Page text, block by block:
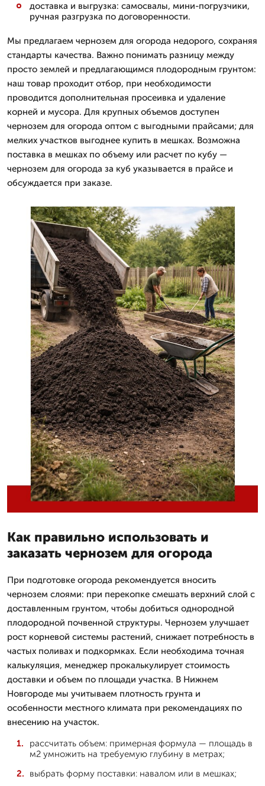
доставка и выгрузка: самосвалы, мини-погрузчики,
ручная разгрузка по договоренности.
Мы предлагаем чернозем для огорода недорого, сохраняя
стандарты качества. Важно понимать разницу между
просто землей и предлагающимся плодородным грунтом:
наш товар проходит отбор, при необходимости
проводится дополнительная просеивка и удаление
корней и мусора. Для крупных объемов доступен
чернозем для огорода оптом с выгодными прайсами; для
мелких участков выгоднее купить в мешках. Возможна
поставка в мешках по объему или расчет по кубу —
чернозем для огорода за куб указывается в прайсе и
обсуждается при заказе.
Как правильно использовать и
заказать чернозем для огорода
При подготовке огорода рекомендуется вносить
чернозем слоями: при перекопке смешать верхний слой с
доставленным грунтом, чтобы добиться однородной
плодородной почвенной структуры. Чернозем улучшает
рост корневой системы растений, снижает потребность в
частых поливах и подкормках. Если необходима точная
калькуляция, менеджер прокалькулирует стоимость
доставки и объем по площади участка. В Нижнем
Новгороде мы учитываем плотность грунта и
особенности местного климата при рекомендациях по
внесению на участок.
рассчитать объем: примерная формула — площадь в
м2 умножить на требуемую глубину в метрах;
выбрать форму поставки: навалом или в мешках;